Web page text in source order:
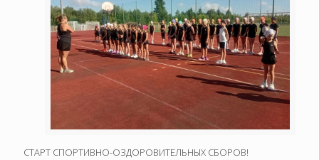
СТАРТ СПОРТИВНО-ОЗДОРОВИТЕЛЬНЫХ СБОРОВ!